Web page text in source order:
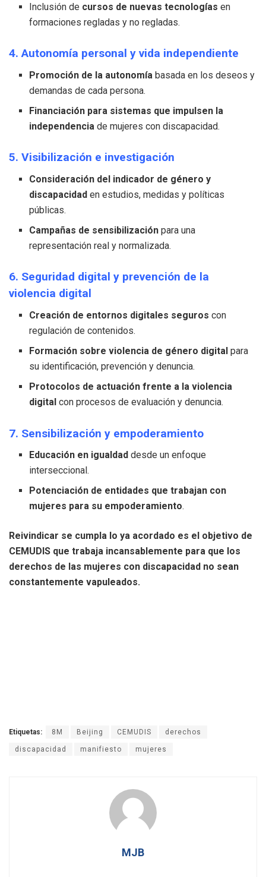
Inclusión de cursos de nuevas tecnologías en
formaciones regladas y no regladas.
4. Autonomía personal y vida independiente
Promoción de la autonomía basada en los deseos y
demandas de cada persona.
Financiación para sistemas que impulsen la
independencia de mujeres con discapacidad.
5. Visibilización e investigación
Consideración del indicador de género y
discapacidad en estudios, medidas y políticas
públicas.
Campañas de sensibilización para una
representación real y normalizada.
6. Seguridad digital y prevención de la
violencia digital
Creación de entornos digitales seguros con
regulación de contenidos.
Formación sobre violencia de género digital para
su identificación, prevención y denuncia.
Protocolos de actuación frente a la violencia
digital con procesos de evaluación y denuncia.
7. Sensibilización y empoderamiento
Educación en igualdad desde un enfoque
interseccional.
Potenciación de entidades que trabajan con
mujeres para su empoderamiento.
Reivindicar se cumpla lo ya acordado es el objetivo de
CEMUDIS que trabaja incansablemente para que los
derechos de las mujeres con discapacidad no sean
constantemente vapuleados.
Etiquetas: 8M Beijing CEMUDIS derechos
discapacidad manifiesto mujeres
MJB